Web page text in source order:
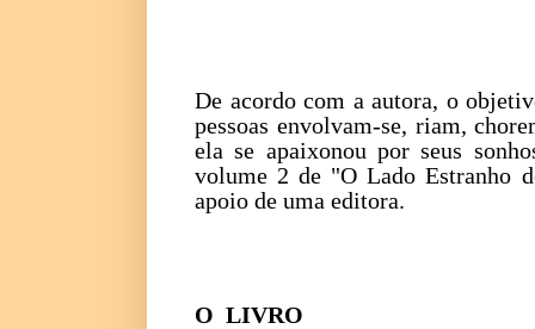
De acordo com a autora, o
pessoas envolvam-se, riam,
ela se apaixonou por seus
volume 2 de "O Lado Estranho
apoio de uma editora.
O LIVRO